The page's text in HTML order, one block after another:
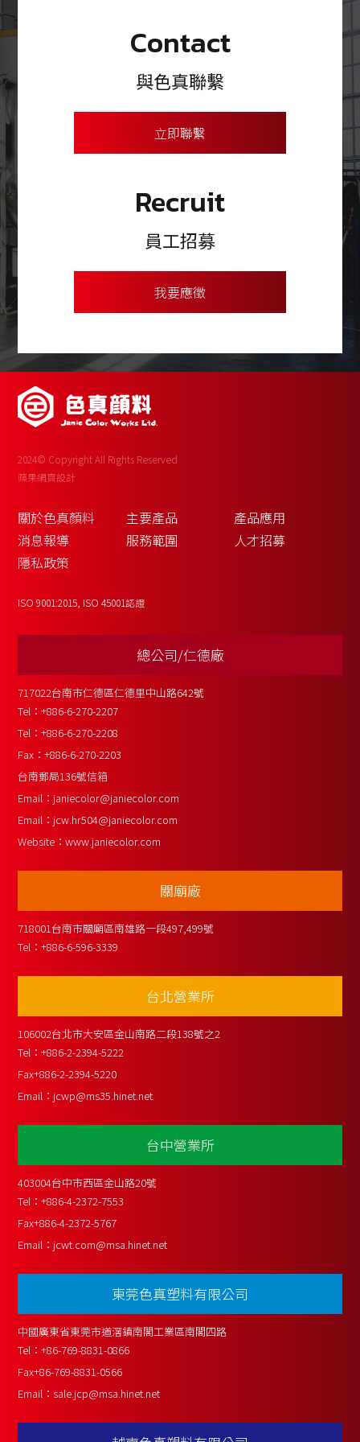
Contact
與色真聯繫
立即聯繫
Recruit
員工招募
我要應徵
2024© Copyright All Rights Reserved
蘋果網頁設計
關於色真顏料 主要產品
產品應用
消息報導
服務範圍
人才招募
隱私政策
ISO 9001:2015, ISO 45001認證
總公司/仁德廠
717022台南市仁德區仁德里中山路642號
Tel：+886-6-270-2207
Tel：+886-6-270-2208
Fax：+886-6-270-2203
台南郵局136號信箱
Email： janiecolor@janiecolor.com
Email： jcw.hr504@janiecolor.com
Website：www.janiecolor.com
關廟廠
718001台南市關廟區南雄路一段497,499號
Tel：+886-6-596-3339
台北營業所
106002台北市大安區金山南路二段138號之2
Tel：+886-2-2394-5222
Fax+886-2-2394-5220
Email： jcwp@ms35.hinet.net
台中營業所
403004台中市西區金山路20號
Tel：+886-4-2372-7553
Fax+886-4-2372-5767
Email： jcwt.com@msa.hinet.net
東莞色真塑料有限公司
中國廣東省東莞市道滘鎮南閣工業區南閣四路
Tel：+86-769-8831-0866
Fax+86-769-8831-0566
Email： sale.jcp@msa.hinet.net